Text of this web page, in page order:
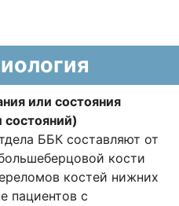
или состояния
состояний)
ББК составляют от
кости
костей нижних
пациентов с